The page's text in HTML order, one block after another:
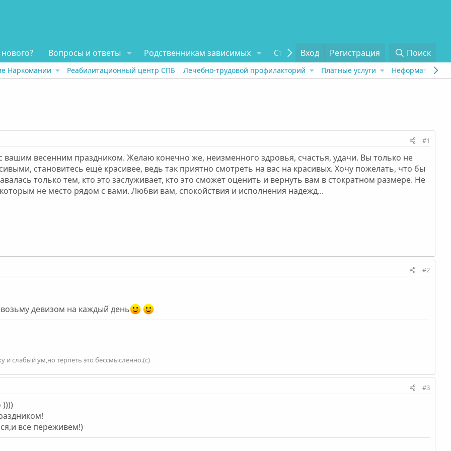
Вопросы и ответы Родственникам зависимых Статьи Отзывы О проекте
Вход Регистрация Поиск
Наркомании Реабилитационный центр СПБ Лечебно-трудовой профилакторий Платные услуги Неформат
#1
вашим весенним праздником. Желаю конечно же, неизменного здровья, счастья, удачи. Вы только не
становитесь ещё красивее, ведь так приятно смотреть на вас на красивых. Хочу пожелать, что бы
только тем, кто это заслуживает, кто это сможет оценить и вернуть вам в стократном размере. Не
не место рядом с вами. Любви вам, спокойствия и исполнения надежд...
#2
возьму девизом на каждый день
слабый ум,но терпеть это бессмысленно.(с)
#3
все переживем!)